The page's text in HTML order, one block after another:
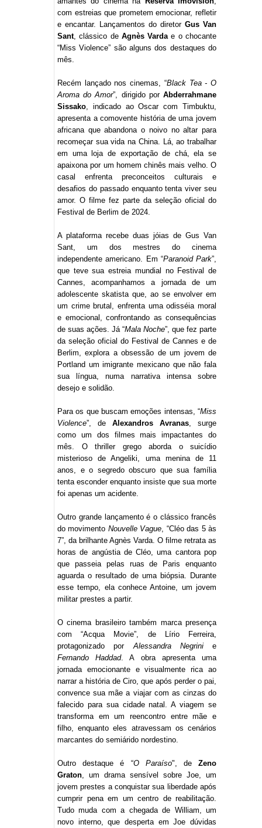
com estreias que prometem emocionar, refletir
e encantar. Lançamentos do diretor Gus Van
Sant, clássico de Agnès Varda e o chocante
“Miss Violence” são alguns dos destaques do
mês.
Recém lançado nos cinemas, “Black Tea - O
Aroma do Amor”, dirigido porAbderrahmane
Sissako , indicado ao Oscar com Timbuktu,
apresenta a comovente história de uma jovem
africana que abandona o noivo no altar para
recomeçar sua vida na China. Lá, ao trabalhar
em uma loja de exportação de chá, ela se
apaixona por um homem chinês mais velho. O
casal enfrenta preconceitos culturais e
desafios do passado enquanto tenta viver seu
amor. O filme fez parte da seleção oficial do
Festival de Berlim de 2024.
A plataforma recebe duas jóias de Gus Van
Sant, um dos mestres do cinema
independente americano. Em “Paranoid Park”,
que teve sua estreia mundial no Festival de
Cannes, acompanhamos a jornada de um
adolescente skatista que, ao se envolver em
um crime brutal, enfrenta uma odisséia moral
e emocional, confrontando as consequências
de suas ações. Já “Mala Noche”, que fez parte
da seleção oficial do Festival de Cannes e de
Berlim, explora a obsessão de um jovem de
Portland um imigrante mexicano que não fala
sua língua, numa narrativa intensa sobre
desejo e solidão.
Para os que buscam emoções intensas, “Miss
Violence”, de Alexandros Avranas , surge
como um dos filmes mais impactantes do
mês. O thriller grego aborda o suicídio
misterioso de Angeliki, uma menina de 11
anos, e o segredo obscuro que sua família
tenta esconder enquanto insiste que sua morte
foi apenas um acidente.
Outro grande lançamento é o clássico francês
do movimento Nouvelle Vague , “Cléo das 5 às
7”, da brilhante Agnès Varda. O filme retrata as
horas de angústia de Cléo, uma cantora pop
que passeia pelas ruas de Paris enquanto
aguarda o resultado de uma biópsia. Durante
esse tempo, ela conhece Antoine, um jovem
militar prestes a partir.
O cinema brasileiro também marca presença
com “Acqua Movie”, de Lírio Ferreira,
protagonizado por Alessandra Negrini e
Fernando Haddad. A obra apresenta uma
jornada emocionante e visualmente rica ao
narrar a história de Ciro, que após perder o pai,
convence sua mãe a viajar com as cinzas do
falecido para sua cidade natal. A viagem se
transforma em um reencontro entre mãe e
filho, enquanto eles atravessam os cenários
marcantes do semiárido nordestino.
Outro destaque é “O Paraíso", deZeno
Graton , um drama sensível sobre Joe, um
jovem prestes a conquistar sua liberdade após
cumprir pena em um centro de reabilitação.
Tudo muda com a chegada de William, um
novo interno, que desperta em Joe dúvidas